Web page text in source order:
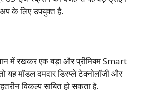
के लिए उपयुक्त है.
में रखकर एक बड़ा और प्रीमियम Smart
यह मॉडल दमदार डिस्प्ले टेक्नोलॉजी और
विकल्प साबित हो सकता है.